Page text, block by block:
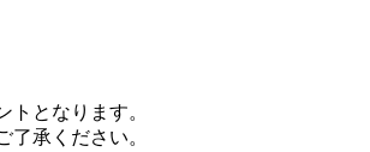
となります。
承ください。